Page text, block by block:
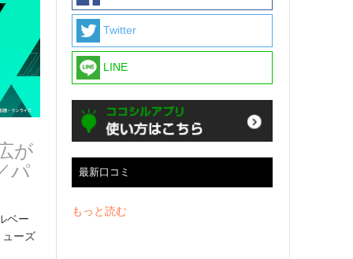
が
パ
ベー
ーズ
Twitter
LINE
最新口コミ
もっと読む